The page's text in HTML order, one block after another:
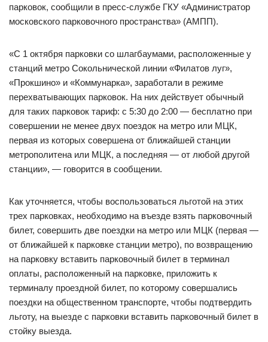
парковок, сообщили в пресс-службе ГКУ «Администратор
московского парковочного пространства» (АМПП).
«С 1 октября парковки со шлагбаумами, расположенные у
станций метро Сокольнической линии «Филатов луг»,
«Прокшино» и «Коммунарка», заработали в режиме
перехватывающих парковок. На них действует обычный
для таких парковок тариф: с 5:30 до 2:00 — бесплатно при
совершении не менее двух поездок на метро или МЦК,
первая из которых совершена от ближайшей станции
метрополитена или МЦК, а последняя — от любой другой
станции», — говорится в сообщении.
Как уточняется, чтобы воспользоваться льготой на этих
трех парковках, необходимо на въезде взять парковочный
билет, совершить две поездки на метро или МЦК (первая —
от ближайшей к парковке станции метро), по возвращению
на парковку вставить парковочный билет в терминал
оплаты, расположенный на парковке, приложить к
терминалу проездной билет, по которому совершались
поездки на общественном транспорте, чтобы подтвердить
льготу, на выезде с парковки вставить парковочный билет в
стойку выезда.